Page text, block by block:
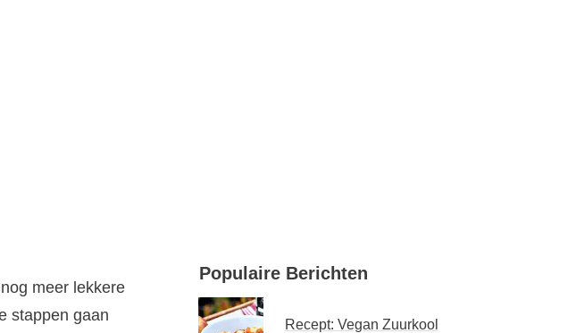
meer lekkere
stappen gaan
Populaire Berichten
Recept: Vegan Zuurkool